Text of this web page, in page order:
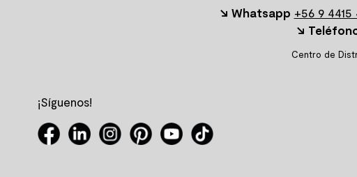
↘ Whatsapp +56 9 4415
↘
Centro de
¡Síguenos!